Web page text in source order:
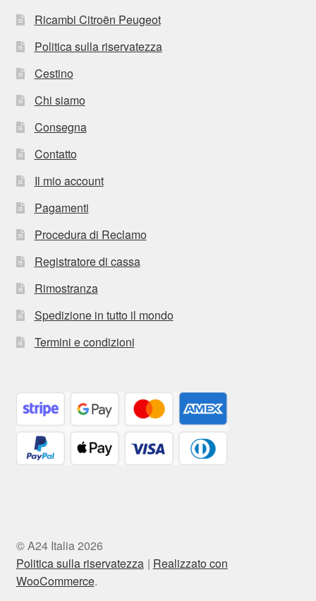
Ricambi Citroën Peugeot
Politica sulla riservatezza
Cestino
Chi siamo
Consegna
Contatto
Il mio account
Pagamenti
Procedura di Reclamo
Registratore di cassa
Rimostranza
Spedizione in tutto il mondo
Termini e condizioni
© A24 Italia 2026
Politica sulla riservatezza
Realizzato con
WooCommerce.